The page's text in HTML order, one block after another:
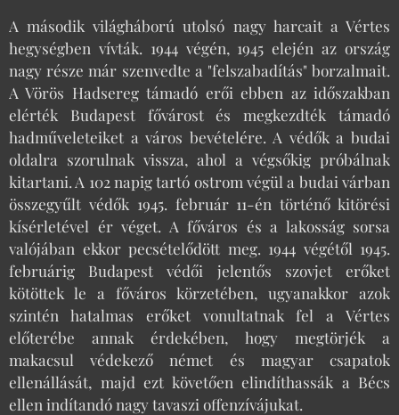
A második világháború utolsó nagy harcait a Vértes
hegységben vívták. 1944 végén, 1945 elején az ország
nagy része már szenvedte a "felszabadítás" borzalmait.
A Vörös Hadsereg támadó erői ebben az időszakban
elérték Budapest fővárost és megkezdték támadó
hadműveleteiket a város bevételére. A védők a budai
oldalra szorulnak vissza, ahol a végsőkig próbálnak
kitartani. A 102 napig tartó ostrom végül a budai várban
összegyűlt védők 1945. február 11-én történő kitörési
kísérletével ér véget. A főváros és a lakosság sorsa
valójában ekkor pecsételődött meg. 1944 végétől 1945.
februárig Budapest védői jelentős szovjet erőket
kötöttek le a főváros körzetében, ugyanakkor azok
szintén hatalmas erőket vonultatnak fel a Vértes
előterébe annak érdekében, hogy megtörjék a
makacsul védekező német és magyar csapatok
ellenállását, majd ezt követően elindíthassák a Bécs
ellen indítandó nagy tavaszi offenzívájukat.